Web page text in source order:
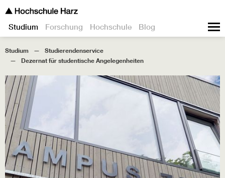
Studium Forschung Hochschule Blog
Studium
Studierendenservice
Dezernat für studentische Angelegenheiten